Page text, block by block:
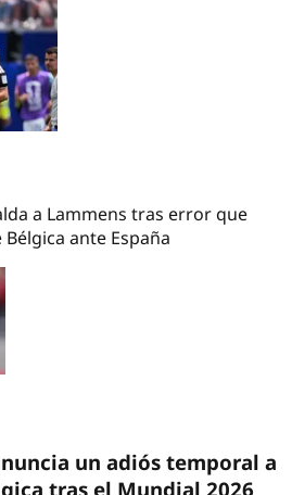
a Lammens tras error que
ante España
un adiós temporal a
tras el Mundial 2026